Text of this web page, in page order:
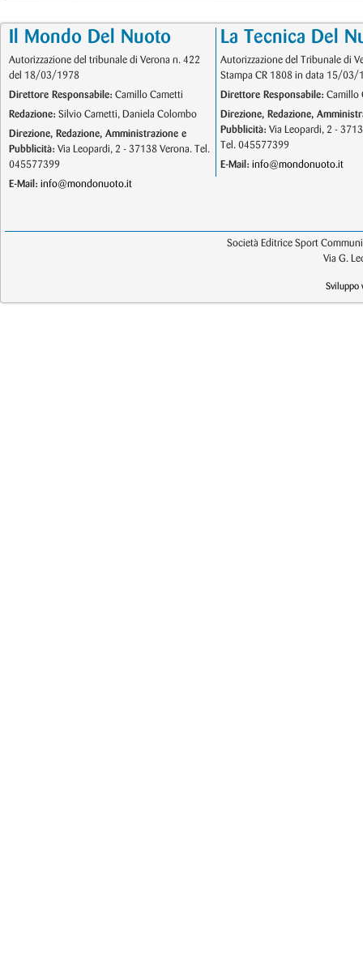
Il Mondo Del Nuoto
Autorizzazione del tribunale di Verona n. 422
del 18/03/1978
Direttore Responsabile: Camillo Cametti
Redazione: Silvio Cametti, Daniela Colombo
Direzione, Redazione, Amministrazione e
Pubblicità: Via Leopardi, 2 - 37138 Verona. Tel.
045577399
E-Mail: info@mondonuoto.it
La Tecnica Del
Autorizzazione del Tribunale di
Stampa CR 1808 in data 15/03/
Direttore Responsabile: Camillo
Direzione, Redazione,
Pubblicità: Via Leopardi, 2 -
Tel. 045577399
E-Mail: info@mondonuoto.it
Società Editrice Sport
Via G.
Sviluppo